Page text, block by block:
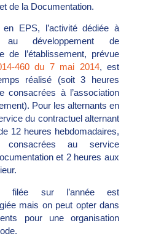
de la Documentation.
EPS, l’activité dédiée à
au développement de
de l’établissement, prévue
460 du 7 mai 2014, est
réalisé (soit 3 heures
consacrées à l’association
Pour les alternants en
du contractuel alternant
12 heures hebdomadaires,
au service
et 2 heures aux
filée sur l’année est
mais on peut opter dans
pour une organisation